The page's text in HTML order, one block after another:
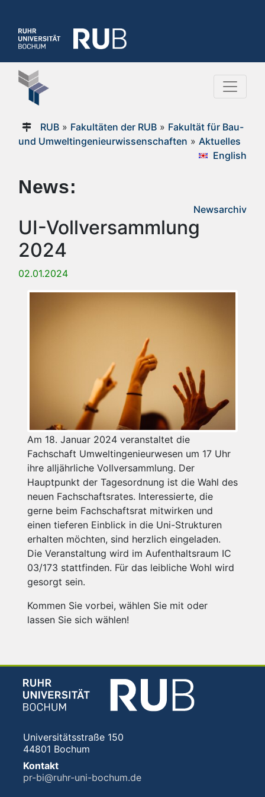
RUB» Fakultäten der RUB» Fakultät für Bau-
und Umweltingenieurwissenschaften » Aktuelles
English
News:
Newsarchiv
UI-Vollversammlung
2024
02.01.2024
Am 18. Januar 2024 veranstaltet die
Fachschaft Umweltingenieurwesen um 17 Uhr
ihre alljährliche Vollversammlung. Der
Hauptpunkt der Tagesordnung ist die Wahl des
neuen Fachschaftsrates. Interessierte, die
gerne beim Fachschaftsrat mitwirken und
einen tieferen Einblick in die Uni-Strukturen
erhalten möchten, sind herzlich eingeladen.
Die Veranstaltung wird im Aufenthaltsraum IC
03/173 stattfinden. Für das leibliche Wohl wird
gesorgt sein.
Kommen Sie vorbei, wählen Sie mit oder
lassen Sie sich wählen!
Universitätsstraße 150
44801 Bochum
Kontakt
pr-bi@ruhr-uni-bochum.de